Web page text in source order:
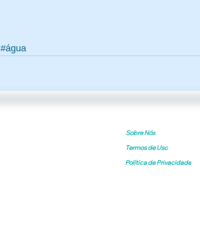
#água
Sobre Nós
Termos de Uso
Política de Privacidade